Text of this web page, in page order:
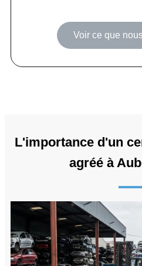
Voir ce que
L'importance d'un
agréé à